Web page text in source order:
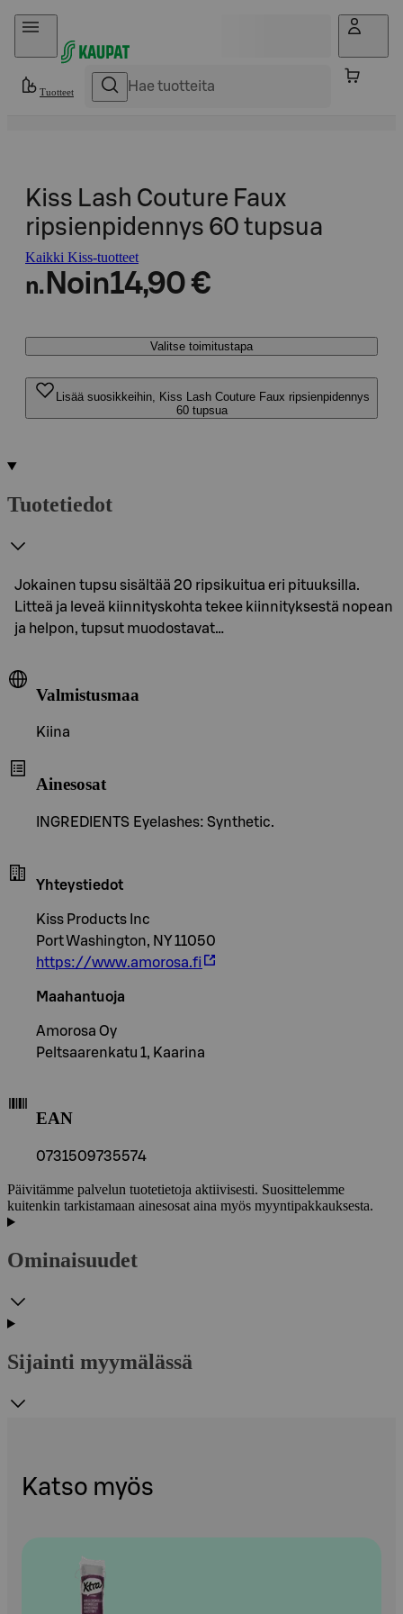
Hyppää sisältöön
Tuotteet
Kiss Lash Couture Faux
ripsienpidennys 60 tupsua
Kaikki Kiss-tuotteet
n. Noin14,90 €
Valitse toimitustapa
Lisää suosikkeihin, Kiss Lash Couture Faux ripsienpidennys
60 tupsua
Tuotetiedot
Jokainen tupsu sisältää 20 ripsikuitua eri pituuksilla.
Litteä ja leveä kiinnityskohta tekee kiinnityksestä nopean
ja helpon, tupsut muodostavat…
Valmistusmaa
Kiina
Ainesosat
INGREDIENTS Eyelashes: Synthetic.
Yhteystiedot
Kiss Products Inc
Port Washington, NY 11050
https://www.amorosa.fi
Maahantuoja
Amorosa Oy
Peltsaarenkatu 1, Kaarina
EAN
0731509735574
Päivitämme palvelun tuotetietoja aktiivisesti. Suosittelemme
kuitenkin tarkistamaan ainesosat aina myös myyntipakkauksesta.
Ominaisuudet
Sijainti myymälässä
Katso myös